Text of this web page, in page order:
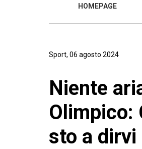
HOMEPAGE
Sport, 06 agosto 2024
Niente
Olimpico:
sto a dirvi